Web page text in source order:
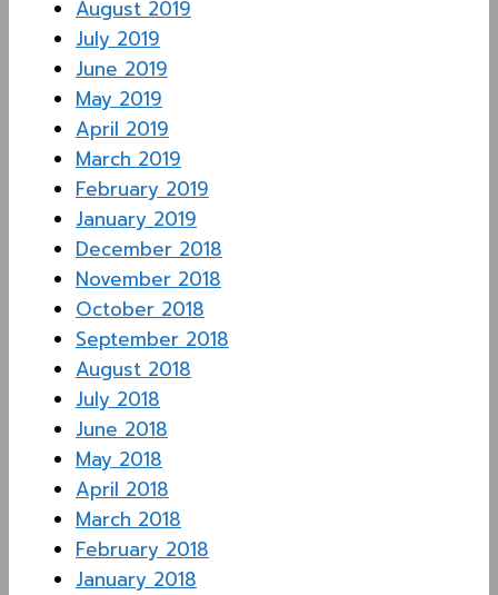
August 2019
July 2019
June 2019
May 2019
April 2019
March 2019
February 2019
January 2019
December 2018
November 2018
October 2018
September 2018
August 2018
July 2018
June 2018
May 2018
April 2018
March 2018
February 2018
January 2018